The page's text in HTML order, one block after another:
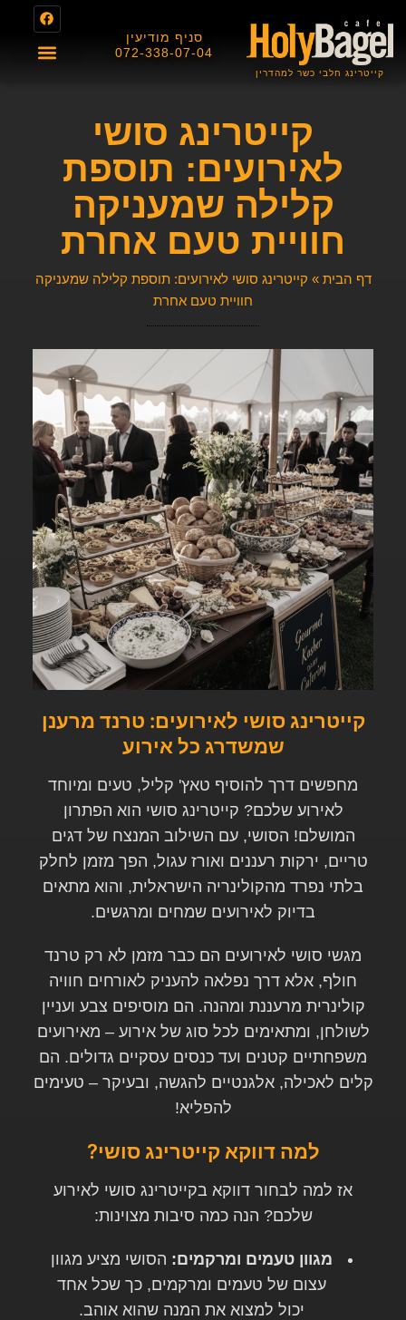
קייטרינג חלבי כשר למהדרין
סניף מודיעין
072-338-07-04
קייטרינג סושי
לאירועים: תוספת
קלילה שמעניקה
חוויית טעם אחרת
דף הבית » קייטרינג סושי לאירועים: תוספת קלילה שמעניקה
חוויית טעם אחרת
קייטרינג סושי לאירועים: טרנד מרענן
שמשדרג כל אירוע
מחפשים דרך להוסיף טאץ' קליל, טעים ומיוחד
לאירוע שלכם? קייטרינג סושי הוא הפתרון
המושלם! הסושי, עם השילוב המנצח של דגים
טריים, ירקות רעננים ואורז עגול, הפך מזמן לחלק
בלתי נפרד מהקולינריה הישראלית, והוא מתאים
בדיוק לאירועים שמחים ומרגשים.
מגשי סושי לאירועים הם כבר מזמן לא רק טרנד
חולף, אלא דרך נפלאה להעניק לאורחים חוויה
קולינרית מרעננת ומהנה. הם מוסיפים צבע ועניין
לשולחן, ומתאימים לכל סוג של אירוע – מאירועים
משפחתיים קטנים ועד כנסים עסקיים גדולים. הם
קלים לאכילה, אלגנטיים להגשה, ובעיקר – טעימים
להפליא!
למה דווקא קייטרינג סושי?
אז למה לבחור דווקא בקייטרינג סושי לאירוע
שלכם? הנה כמה סיבות מצוינות:
מגוון טעמים ומרקמים: הסושי מציע מגוון
עצום של טעמים ומרקמים, כך שכל אחד
יכול למצוא את המנה שהוא אוהב.